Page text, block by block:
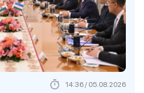
14:36 / 05.08.2026